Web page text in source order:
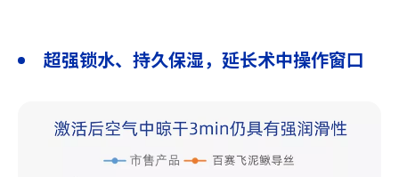
超强锁水、持久保湿，延长术中操作窗口